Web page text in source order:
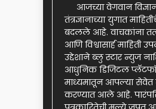
आजच्या वेगवान
तंत्रज्ञानाच्या युगात
बदलले आहे. वाचकांना
आणि विश्वासार्ह माहिती
उद्देशाने ब्लु स्टार न्युज
आधुनिक डिजिटल
माध्यमातून आपल्या सेवेत
करण्यात आले आहे.